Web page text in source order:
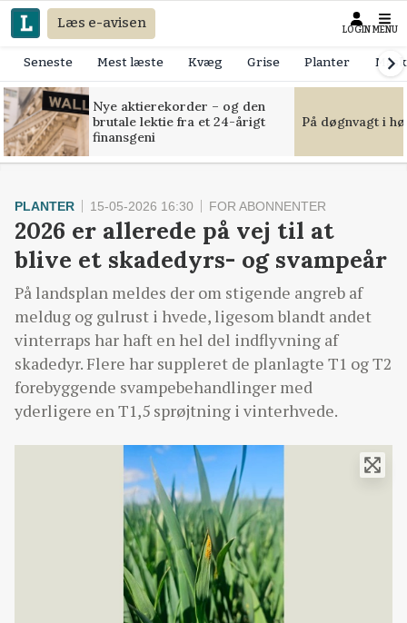
Læs e-avisen LOGIN MENU
Seneste Mest læste Kvæg Grise Planter
Nye aktierekorder – og den
brutale lektie fra et 24-årigt
finansgeni
På døgnvagt i
PLANTER 15-05-2026 16:30 FOR ABONNENTER
2026 er allerede på vej til at
blive et skadedyrs- og svampeår
På landsplan meldes der om stigende angreb af
meldug og gulrust i hvede, ligesom blandt andet
vinterraps har haft en hel del indflyvning af
skadedyr. Flere har suppleret de planlagte T1 og T2
forebyggende svampebehandlinger med
yderligere en T1,5 sprøjtning i vinterhvede.